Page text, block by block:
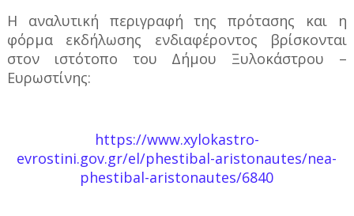
Η αναλυτική περιγραφή της πρότασης και η
φόρμα εκδήλωσης ενδιαφέροντος βρίσκονται
στον ιστότοπο του Δήμου Ξυλοκάστρου –
Ευρωστίνης:
https://www.xylokastro-
evrostini.gov.gr/el/phestibal-aristonautes/nea-
phestibal-aristonautes/6840